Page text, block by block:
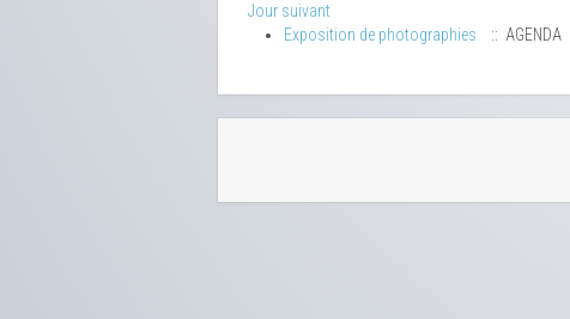
Jour suivant
Exposition de photographies
:: AGENDA